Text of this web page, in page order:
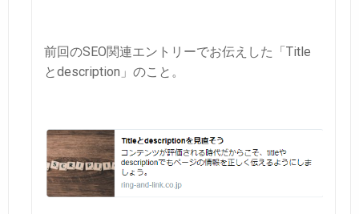
前回のSEO関連エントリーでお伝えした「Title
とdescription」のこと。